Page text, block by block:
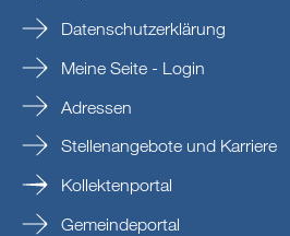
Datenschutzerklärung
Meine Seite - Login
Adressen
Stellenangebote und Karriere
Kollektenportal
Gemeindeportal